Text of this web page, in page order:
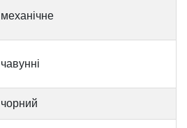
механічне
чавунні
чорний